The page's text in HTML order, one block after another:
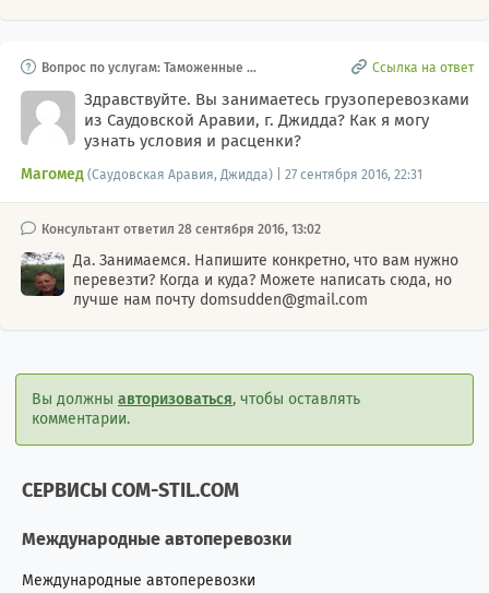
Вопрос по услугам: Таможенные и
ных терминалов
Ссылка на ответ
Здравствуйте. Вы занимаетесь грузоперевозками
из Саудовской Аравии, г. Джидда? Как я могу
узнать условия и расценки?
Магомед (Саудовская Аравия, Джидда) | 27 сентября 2016, 22:31
Консультант ответил 28 сентября 2016, 13:02
Да. Занимаемся. Напишите конкретно, что вам нужно
перевезти? Когда и куда? Можете написать сюда, но
лучше нам почту domsudden@gmail.com
Вы должны авторизоваться, чтобы оставлять
комментарии.
СЕРВИСЫ COM-STIL.COM
Международные автоперевозки
Международные автоперевозки